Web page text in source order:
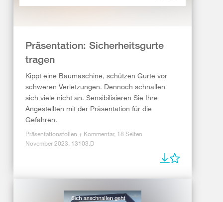
Präsentation: Sicherheitsgurte
tragen
Kippt eine Baumaschine, schützen Gurte vor
schweren Verletzungen. Dennoch schnallen
sich viele nicht an. Sensibilisieren Sie Ihre
Angestellten mit der Präsentation für die
Gefahren.
Präsentationsfolien + Kommentar, 18 Seiten
November 2023, 13103.D